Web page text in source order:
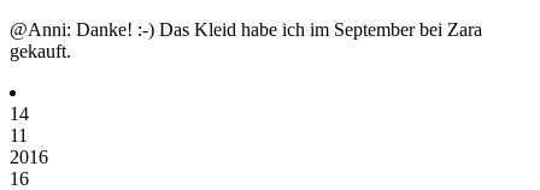
@Anni: Danke! :-) Das Kleid habe ich im September bei Zara
gekauft.
14
11
2016
16